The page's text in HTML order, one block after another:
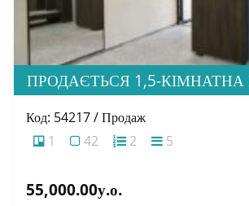
Код: 54217 / Продаж
1
42 2 5
55,000.00у.о.